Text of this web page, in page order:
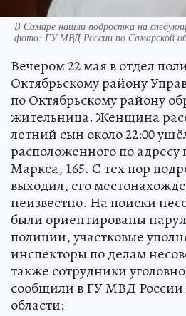
В Самаре нашли подростка на
фото: ГУ МВД России по Самарской
Вечером 22 мая в отдел
Октябрьскому району
по Октябрьскому району
жительница. Женщина
летний сын около 22:00
расположенного по адресу
Маркса, 165. С тех пор
выходил, его
неизвестно. На поиски
были ориентированы
полиции, участковые
инспекторы по делам
также сотрудники
сообщили в ГУ МВД
области: